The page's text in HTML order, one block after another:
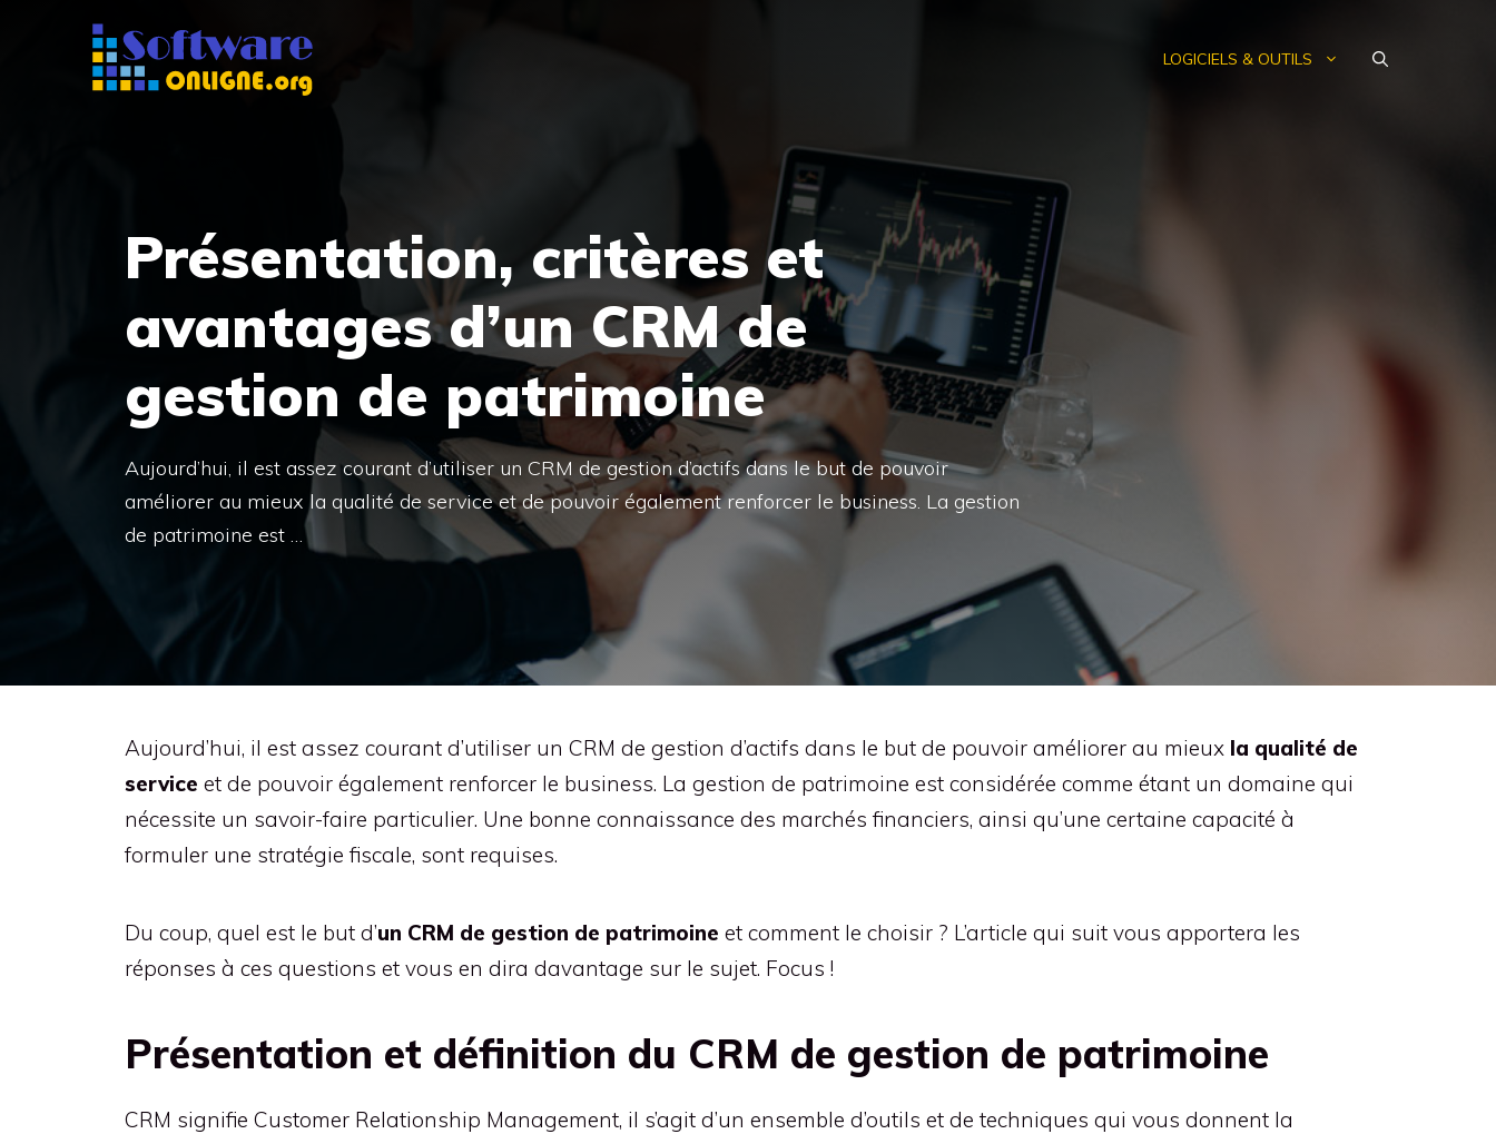
LOGICIELS & OUTILS
Présentation, critères et
avantages d’un CRM de
gestion de patrimoine
Aujourd’hui, il est assez courant d’utiliser un CRM de gestion d’actifs dans le but de pouvoir
améliorer au mieux la qualité de service et de pouvoir également renforcer le business. La gestion
de patrimoine est …
Aujourd’hui, il est assez courant d’utiliser un CRM de gestion d’actifs dans le but de pouvoir améliorer au mieux la qualité de
service et de pouvoir également renforcer le business. La gestion de patrimoine est considérée comme étant un domaine qui
nécessite un savoir-faire particulier. Une bonne connaissance des marchés financiers, ainsi qu’une certaine capacité à
formuler une stratégie fiscale, sont requises.
Du coup, quel est le but d’un CRM de gestion de patrimoine et comment le choisir ? L’article qui suit vous apportera les
réponses à ces questions et vous en dira davantage sur le sujet. Focus !
Présentation et définition du CRM de gestion de patrimoine
CRM signifie Customer Relationship Management, il s’agit d’un ensemble d’outils et de techniques qui vous donnent la